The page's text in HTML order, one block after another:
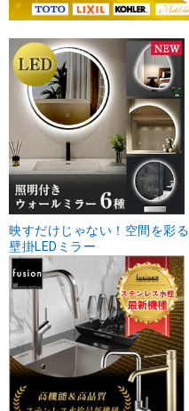
映すだけじゃない！空間を彩る
壁掛LEDミラー